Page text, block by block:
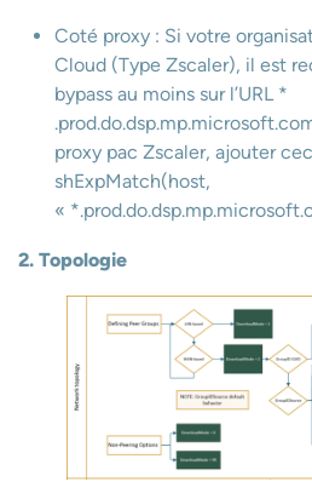
Coté proxy : Si votre
Cloud (Type Zscaler), il est
bypass au moins sur l’URL *
proxy pac Zscaler, ajouter
shExpMatch(host,
«
2. Topologie